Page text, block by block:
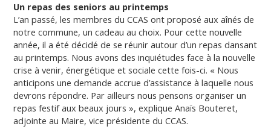
Un repas des seniors au printemps
L’an passé, les membres du CCAS ont proposé aux aînés de
notre commune, un cadeau au choix. Pour cette nouvelle
année, il a été décidé de se réunir autour d’un repas dansant
au printemps. Nous avons des inquiétudes face à la nouvelle
crise à venir, énergétique et sociale cette fois-ci. « Nous
anticipons une demande accrue d’assistance à laquelle nous
devrons répondre. Par ailleurs nous pensons organiser un
repas festif aux beaux jours », explique Anaïs Bouteret,
adjointe au Maire, vice présidente du CCAS.